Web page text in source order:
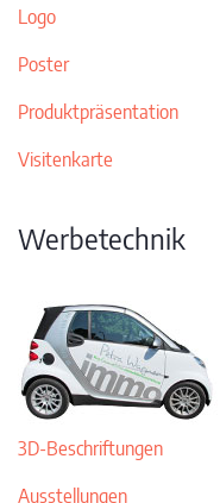
Logo
Poster
Produktpräsentation
Visitenkarte
Werbetechnik
3D-Beschriftungen
Ausstellungen